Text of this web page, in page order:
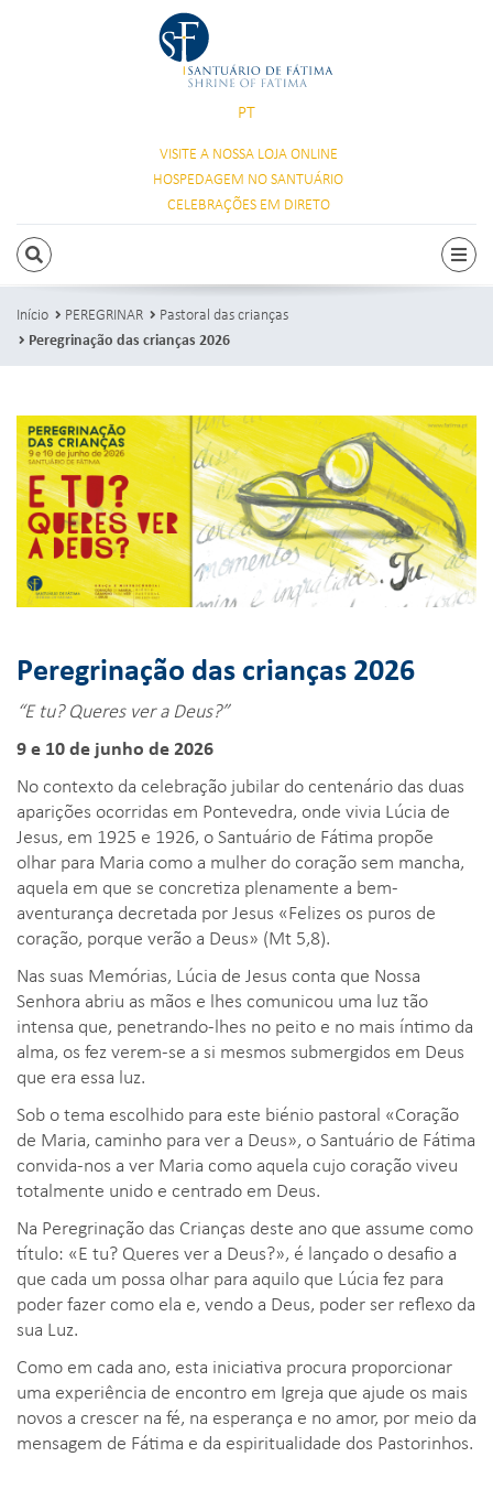
PT
VISITE A NOSSA LOJA ONLINE
HOSPEDAGEM NO SANTUÁRIO
CELEBRAÇÕES EM DIRETO
PESQUISAR
Início PEREGRINAR
Pastoral das crianças
Peregrinação das crianças 2026
Peregrinação das crianças 2026
“E tu? Queres ver a Deus?”
9 e 10 de junho de 2026
No contexto da celebração jubilar do centenário das duas
aparições ocorridas em Pontevedra, onde vivia Lúcia de
Jesus, em 1925 e 1926, o Santuário de Fátima propõe
olhar para Maria como a mulher do coração sem mancha,
aquela em que se concretiza plenamente a bem-
aventurança decretada por Jesus «Felizes os puros de
coração, porque verão a Deus» (Mt 5,8).
Nas suas Memórias, Lúcia de Jesus conta que Nossa
Senhora abriu as mãos e lhes comunicou uma luz tão
intensa que, penetrando-lhes no peito e no mais íntimo da
alma, os fez verem-se a si mesmos submergidos em Deus
que era essa luz.
Sob o tema escolhido para este biénio pastoral «Coração
de Maria, caminho para ver a Deus», o Santuário de Fátima
convida-nos a ver Maria como aquela cujo coração viveu
totalmente unido e centrado em Deus.
Na Peregrinação das Crianças deste ano que assume como
título: «E tu? Queres ver a Deus?», é lançado o desafio a
que cada um possa olhar para aquilo que Lúcia fez para
poder fazer como ela e, vendo a Deus, poder ser reflexo da
sua Luz.
Como em cada ano, esta iniciativa procura proporcionar
uma experiência de encontro em Igreja que ajude os mais
novos a crescer na fé, na esperança e no amor, por meio da
mensagem de Fátima e da espiritualidade dos Pastorinhos.